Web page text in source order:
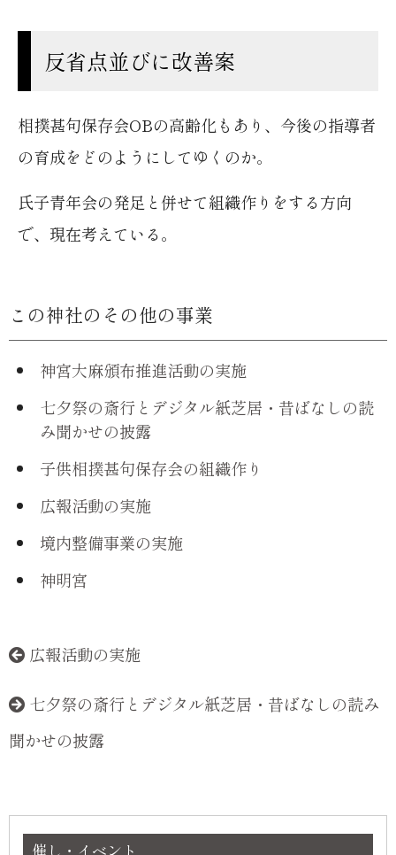
反省点並びに改善案
相撲甚句保存会OBの高齢化もあり、今後の指導者
の育成をどのようにしてゆくのか。
氏子青年会の発足と併せて組織作りをする方向
で、現在考えている。
この神社のその他の事業
神宮大麻頒布推進活動の実施
七夕祭の斎行とデジタル紙芝居・昔ばなしの読
み聞かせの披露
子供相撲甚句保存会の組織作り
広報活動の実施
境内整備事業の実施
神明宮
広報活動の実施
七夕祭の斎行とデジタル紙芝居・昔ばなしの読み
聞かせの披露
催し・イベント